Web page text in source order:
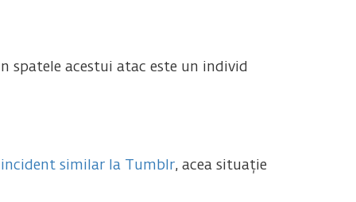
spatele acestui atac este un individ
incident similar la Tumblr, acea situație